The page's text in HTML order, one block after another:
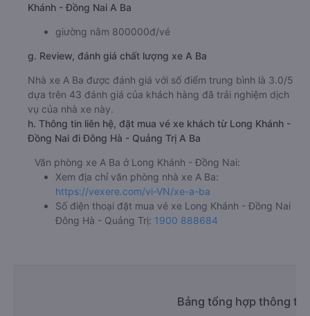
Khánh - Đồng Nai A Ba
giường nằm 800000đ/vé
g. Review, đánh giá chất lượng xe A Ba
Nhà xe A Ba được đánh giá với số điểm trung bình là 3.0/5
dựa trên 43 đánh giá của khách hàng đã trải nghiệm dịch
vụ của nhà xe này.
h. Thông tin liên hệ, đặt mua vé xe khách từ Long Khánh -
Đồng Nai đi Đông Hà - Quảng Trị A Ba
Văn phòng xe A Ba ở Long Khánh - Đồng Nai:
Xem địa chỉ văn phòng nhà xe A Ba:
https://vexere.com/vi-VN/xe-a-ba
Số điện thoại đặt mua vé xe Long Khánh - Đồng Nai
Đông Hà - Quảng Trị: 1900 888684
Bảng tổng hợp thông